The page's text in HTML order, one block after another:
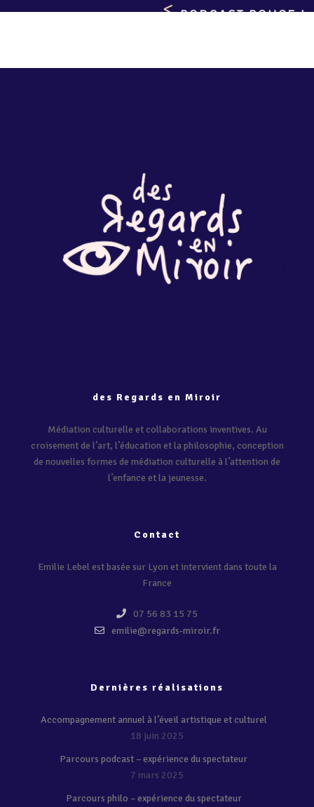
des Regards en Miroir
Médiation culturelle et collaborations inventives. Au
croisement de l’art, l’éducation et la philosophie, conception
de nouvelles formes de médiation culturelle à l’attention de
l’enfance et la jeunesse.
Contact
Emilie Lebel est basée sur Lyon et intervient dans toute la
France
07 56 83 15 75
emilie@regards-miroir.fr
Dernières réalisations
Accompagnement annuel à l’éveil artistique et culturel
18 juin 2025
Parcours podcast – expérience du spectateur
7 mars 2025
Parcours philo – expérience du spectateur